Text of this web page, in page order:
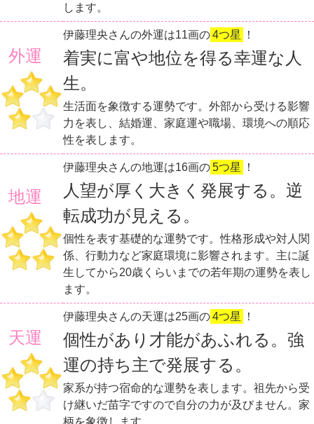
します。
外運
伊藤理央さんの外運は11画の4つ星 ！
着実に富や地位を得る幸運な人
生。
生活面を象徴する運勢です。外部から受ける影響
力を表し、結婚運、家庭運や職場、環境への順応
性を表します。
地運
伊藤理央さんの地運は16画の5つ星 ！
人望が厚く大きく発展する。逆
転成功が見える。
個性を表す基礎的な運勢です。性格形成や対人関
係、行動力など家庭環境に影響されます。主に誕
生してから20歳くらいまでの若年期の運勢を表し
ます。
天運
伊藤理央さんの天運は25画の4つ星 ！
個性があり才能があふれる。強
運の持ち主で発展する。
家系が持つ宿命的な運勢を表します。祖先から受
け継いだ苗字ですので自分の力が及びません。家
柄を象徴します。